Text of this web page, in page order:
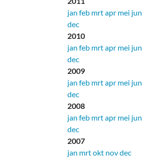
jan feb mrtapr mei jun
dec
2010
jan feb mrtapr mei jun
dec
2009
jan feb mrtapr mei jun
dec
2008
jan feb mrtapr mei jun
dec
2007
jan mrtokt novdec